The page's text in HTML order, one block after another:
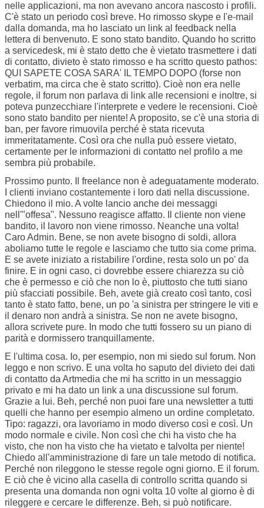
nelle applicazioni, ma non avevano ancora nascosto i profili.
C'è stato un periodo così breve. Ho rimosso skype e l'e-mail
dalla domanda, ma ho lasciato un link al feedback nella
lettera di benvenuto. E sono stato bandito. Quando ho scritto
a servicedesk, mi è stato detto che è vietato trasmettere i dati
di contatto, divieto è stato rimosso e ha scritto questo pathos:
QUI SAPETE COSA SARA' IL TEMPO DOPO (forse non
verbatim, ma circa che è stato scritto). Cioè non era nelle
regole, il forum non parlava di link alle recensioni e inoltre, si
poteva punzecchiare l'interprete e vedere le recensioni. Cioè
sono stato bandito per niente! A proposito, se c'è una storia di
ban, per favore rimuovila perché è stata ricevuta
immeritatamente. Così ora che nulla può essere vietato,
certamente per le informazioni di contatto nel profilo a me
sembra più probabile.
Prossimo punto. Il freelance non è adeguatamente moderato.
I clienti inviano costantemente i loro dati nella discussione.
Chiedono il mio. A volte lancio anche dei messaggi
nell'"offesa". Nessuno reagisce affatto. Il cliente non viene
bandito, il lavoro non viene rimosso. Neanche una volta!
Caro Admin. Bene, se non avete bisogno di soldi, allora
aboliamo tutte le regole e lasciamo che tutto sia come prima.
E se avete iniziato a ristabilire l'ordine, resta solo un po' da
finire. E in ogni caso, ci dovrebbe essere chiarezza su ciò
che è permesso e ciò che non lo è, piuttosto che tutti siano
più sfacciati possibile. Beh, avete già creato così tanto, così
tanto è stato fatto, bene, un po 'a sinistra per stringere le viti e
il denaro non andrà a sinistra. Se non ne avete bisogno,
allora scrivete pure. In modo che tutti fossero su un piano di
parità e dormissero tranquillamente.
E l'ultima cosa. Io, per esempio, non mi siedo sul forum. Non
leggo e non scrivo. E una volta ho saputo del divieto dei dati
di contatto da Artmedia che mi ha scritto in un messaggio
privato e mi ha dato un link a una discussione sul forum.
Grazie a lui. Beh, perché non puoi fare una newsletter a tutti
quelli che hanno per esempio almeno un ordine completato.
Tipo: ragazzi, ora lavoriamo in modo diverso così e così. Un
modo normale e civile. Non così che chi ha visto che ha
visto, che non ha visto che ha vietato e talvolta per niente!
Chiedo all'amministrazione di fare un tale metodo di notifica.
Perché non rileggono le stesse regole ogni giorno. E il forum.
E ciò che è vicino alla casella di controllo scritta quando si
presenta una domanda non ogni volta 10 volte al giorno è di
rileggere e cercare le differenze. Beh, si può notificare.